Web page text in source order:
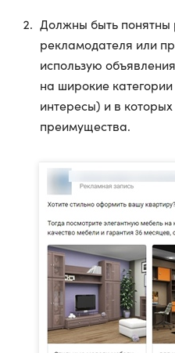
Должны быть
рекламодателя или
использую
на широкие
интересы) и в
преимущества.